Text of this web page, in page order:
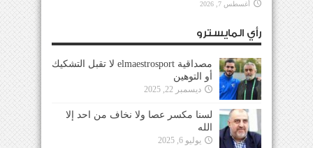
أغسطس 7, 2026
رأي المايسترو
مصداقية elmaestrosport لا تقبل التشكيك
أو التوهين
ديسمبر 22, 2025
لسنا مكسر عصا ولا نخاف من احد إلا
الله
يوليو 6, 2025